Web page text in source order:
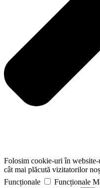
Folosim cookie-uri în
cât mai plăcută vizitatorilor
Funcționale
Funcționale